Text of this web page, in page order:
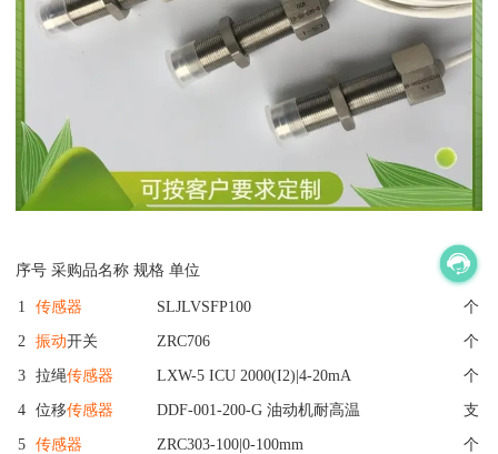
序号 采购品名称 规格 单位
1 传感器 SLJLVSFP100
个
2
振动开关 ZRC706
个
3 拉绳传感器 LXW-5 ICU 2000(I2)|4-20mA
个
4 位移传感器 DDF-001-200-G 油动机耐高温
支
5 传感器 ZRC303-100|0-100mm
个